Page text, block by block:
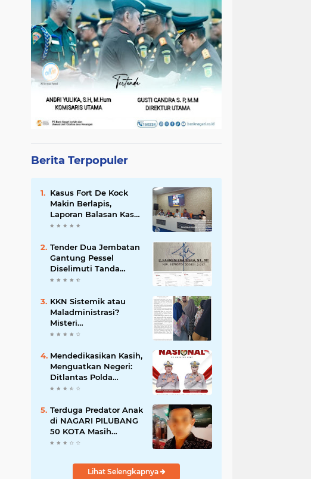
Berita Terpopuler
Kasus Fort De Kock
Makin Berlapis,
Laporan Balasan Kasat
Pol PP Disorot: Upaya
atau Pengalihan Isu?
Tender Dua Jembatan
Gantung Pessel
Diselimuti Tanda
Tanya, Gangguan
Permainan di Balik
Layar?
KKN Sistemik atau
Maladministrasi?
Misteri
"Dikorbankannya" SDN
Transparansi Pemkot
Padang
Mendedikasikan Kasih,
Menguatkan Negeri:
Ditlantas Polda
Sumbar Apresiasi
sebagai Pilar
Pengabdian
Terduga Predator Anak
di NAGARI PILUBANG
50 KOTA Masih
Berkeliaran
Lihat Selengkapnya